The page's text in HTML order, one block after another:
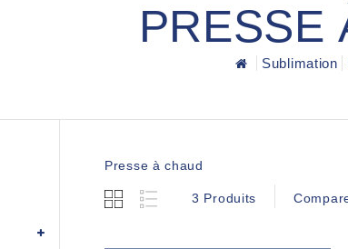
PRESSE
Sublimation
Presse à chaud
3 Produits